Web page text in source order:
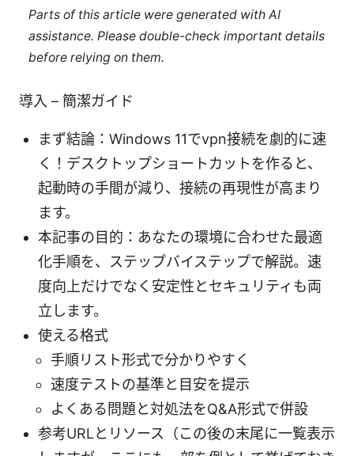
Parts of this article were generated with AI
assistance. Please double-check important details
before relying on them.
導入 – 簡潔ガイド
まず結論：Windows 11でvpn接続を劇的に速
く！デスクトップショートカットを作ると、
起動時の手間が減り、接続の再現性が高まり
ます。
本記事の目的：あなたの環境に合わせた最適
化手順を、ステップバイステップで解説。速
度向上だけでなく安定性とセキュリティも両
立します。
使える格式
手順リスト形式で分かりやすく
速度テストの基準と目安を提示
よくある問題と対処法をQ&A形式で併設
参考URLとリソース（この後の末尾に一覧表示